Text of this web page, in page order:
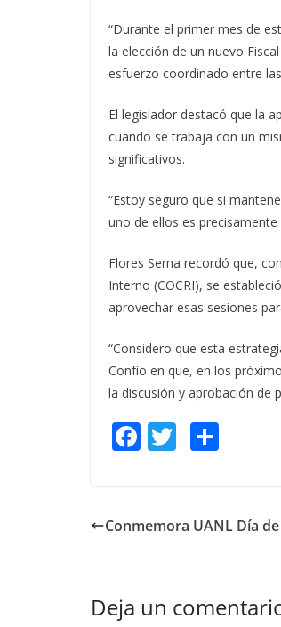
“Durante el primer mes de
la elección de un nuevo
esfuerzo coordinado entre
El legislador destacó que la
cuando se trabaja con un
significativos.
“Estoy seguro que si
uno de ellos es
Flores Serna recordó que,
Interno (COCRI), se
aprovechar esas sesiones
“Considero que esta
Confío en que, en los
la discusión y aprobación de
F
b
k
T
er e
Conmemora UANL Día
Deja un